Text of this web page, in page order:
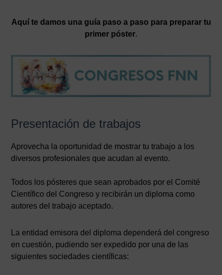
Aquí te damos una guía paso a paso para preparar tu
primer póster.
Presentación de trabajos
Aprovecha la oportunidad de mostrar tu trabajo a los
diversos profesionales que acudan al evento.
Todos los pósteres que sean aprobados por el Comité
Científico del Congreso y recibirán un diploma como
autores del trabajo aceptado.
La entidad emisora del diploma dependerá del congreso
en cuestión, pudiendo ser expedido por una de las
siguientes sociedades científicas: